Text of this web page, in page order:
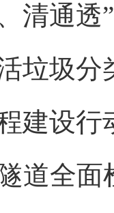
清通透
垃圾分
建设
道全